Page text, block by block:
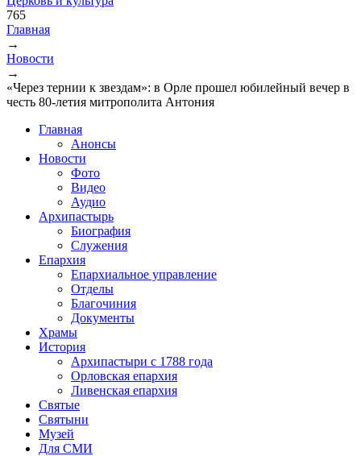
765
Вы здесь
Главная
→
Новости
→
«Через тернии к звездам»: в Орле прошел юбилейный вечер в
честь 80-летия митрополита Антония
Главная
Анонсы
Новости
Фото
Видео
Аудио
Архипастырь
Биография
Служения
Епархия
Епархиальное управление
Отделы
Благочиния
Документы
Храмы
История
Архипастыри с 1788 года
Орловская епархия
Ливенская епархия
Святые
Святыни
Музей
Для СМИ